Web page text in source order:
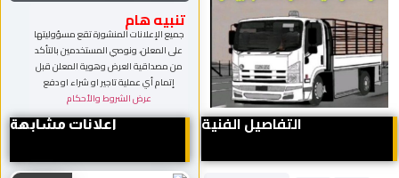
التفاصيل الفنية
تنبيه هام
جميع الإعلانات المنشورة تقع مسؤوليتها
على المعلن، ونوصي المستخدمين بالتأكد
من مصداقية العرض وهوية المعلن قبل
إتمام أي عملية تاجير او شراء او دفع
عرض الشروط والأحكام
اعلانات مشابهة